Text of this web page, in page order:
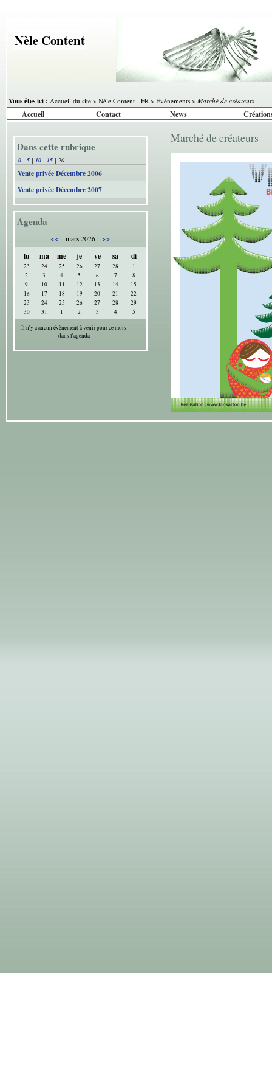
Nèle Content
Vous êtes ici : Accueil du site > Nèle Content - FR > Evénements > Marché de créateurs
Accueil Contact News
Dans cette rubrique
0 | 5 | 10 | 15 | 20
Vente privée Décembre 2006
Vente privée Décembre 2007
Agenda
<< mars 2026
>>
lu
ma me je ve sa di
23 24 25 26 27 28
1
2
3 4 5 6 7
8
9
10 11 12 13 14
15
16
17 18 19 20 21
22
23
24 25 26 27 28
29
30
31 1 2 3 4
5
Il n'y a aucun évènement à venir pour ce mois
dans l'agenda
Marché de créateurs